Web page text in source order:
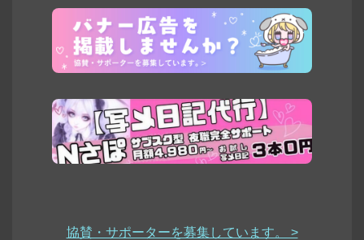
協賛・サポーターを募集しています。 >